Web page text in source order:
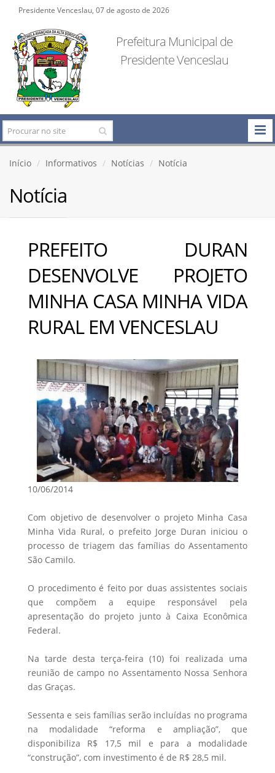
Presidente Venceslau, 07 de agosto de 2026
Prefeitura Municipal de
Presidente Venceslau
Início Informativos Notícias Notícia
Notícia
PREFEITO DURAN
DESENVOLVE PROJETO
MINHA CASA MINHA VIDA
RURAL EM VENCESLAU
10/06/2014
Com objetivo de desenvolver o projeto Minha Casa
Minha Vida Rural, o prefeito Jorge Duran iniciou o
processo de triagem das famílias do Assentamento
São Camilo.
O procedimento é feito por duas assistentes sociais
que compõem a equipe responsável pela
apresentação do projeto junto à Caixa Econômica
Federal.
Na tarde desta terça-feira (10) foi realizada uma
reunião de campo no Assentamento Nossa Senhora
das Graças.
Sessenta e seis famílias serão incluídas no programa
na modalidade “reforma e ampliação”, que
disponibiliza R$ 17,5 mil e para a modalidade
“construção”, com investimento é de R$ 28,5 mil.